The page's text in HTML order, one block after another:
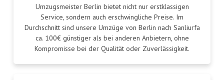
Umzugsmeister Berlin bietet nicht nur erstklassigen
Service, sondern auch erschwingliche Preise. Im
Durchschnitt sind unsere Umzüge von Berlin nach Sanliurfa
ca. 100€ günstiger als bei anderen Anbietern, ohne
Kompromisse bei der Qualität oder Zuverlässigkeit.